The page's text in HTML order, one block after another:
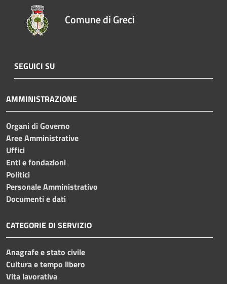
Comune di Greci
SEGUICI SU
AMMINISTRAZIONE
Organi di Governo
Aree Amministrative
Uffici
Enti e fondazioni
Politici
Personale Amministrativo
Documenti e dati
CATEGORIE DI SERVIZIO
Anagrafe e stato civile
Cultura e tempo libero
Vita lavorativa